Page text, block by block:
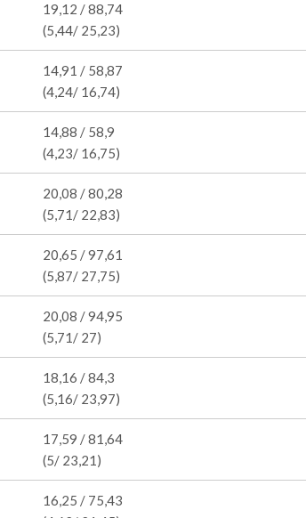
19,12 / 88,74
(5,44/ 25,23)
14,91 / 58,87
(4,24/ 16,74)
14,88 / 58,9
(4,23/ 16,75)
20,08 / 80,28
(5,71/ 22,83)
20,65 / 97,61
(5,87/ 27,75)
20,08 / 94,95
(5,71/ 27)
18,16 / 84,3
(5,16/ 23,97)
17,59 / 81,64
(5/ 23,21)
16,25 / 75,43